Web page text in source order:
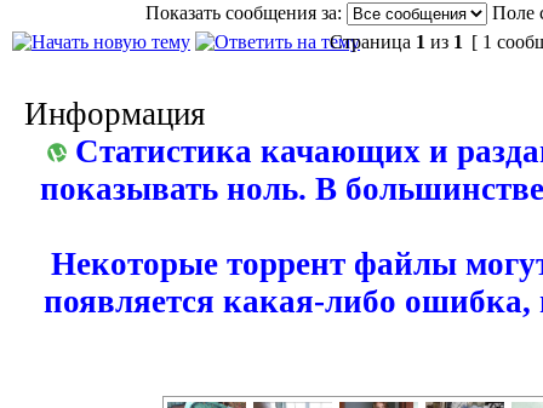
Показать сообщения за:
Поле
Страница 1 из 1 [ 1
Информация
Статистика качающих и
показывать ноль. В
Некоторые торрент файлы
появляется какая-либо